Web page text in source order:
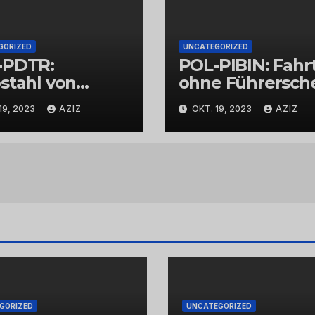
von
2023 AZIZ
UNCATEGORIZED
POL-PIBIN:
ohne
und unter
von Drogen
OKT. 19, 2023 AZIZ
UNCATEGORIZED